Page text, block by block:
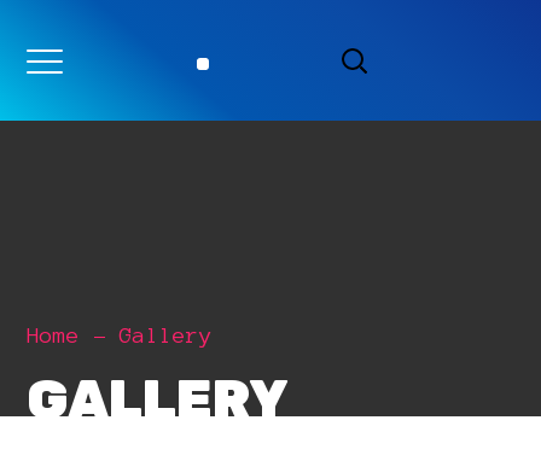
Home Gallery
GALLERY